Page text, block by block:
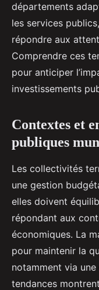
Victoria•2 septembre
départements
les services
répondre aux
Comprendre ces
pour anticiper
investissements
Contextes et
publiques
Les collectivités
une gestion
elles doivent
répondant aux
économiques. La
pour maintenir la
notamment via
tendances